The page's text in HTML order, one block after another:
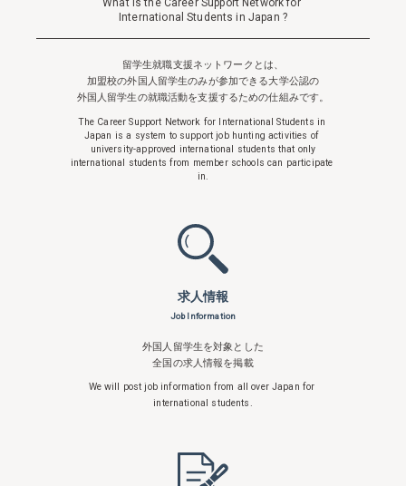
What is the Career Support Network for
International Students in Japan ?
留学生就職支援ネットワークとは、
加盟校の外国人留学生のみが参加できる大学公認の
外国人留学生の就職活動を支援するための仕組みです。
The Career Support Network for International Students in
Japan is a system to supportjob hunting activities of
university-approved international students that only
international students from member schools can participate
in.
求人情報
Job Information
外国人留学生を対象とした
全国の求人情報を掲載
We will post job information from all over Japan for
international students.